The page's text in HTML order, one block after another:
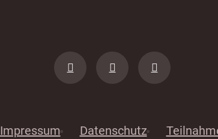
Impressum Datenschutz